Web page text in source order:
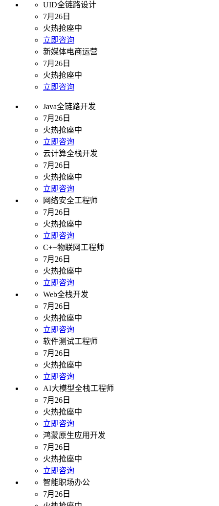
UID全链路设计
7月26日
火热抢座中
立即咨询
新媒体电商运营
7月26日
火热抢座中
立即咨询
Java全链路开发
7月26日
火热抢座中
立即咨询
云计算全栈开发
7月26日
火热抢座中
立即咨询
网络安全工程师
7月26日
火热抢座中
立即咨询
C++物联网工程师
7月26日
火热抢座中
立即咨询
Web全栈开发
7月26日
火热抢座中
立即咨询
软件测试工程师
7月26日
火热抢座中
立即咨询
AI大模型全栈工程师
7月26日
火热抢座中
立即咨询
鸿蒙原生应用开发
7月26日
火热抢座中
立即咨询
智能职场办公
7月26日